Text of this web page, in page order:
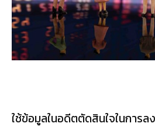
ใช้ข้อมูลในอดีตตัดสินใจในการล